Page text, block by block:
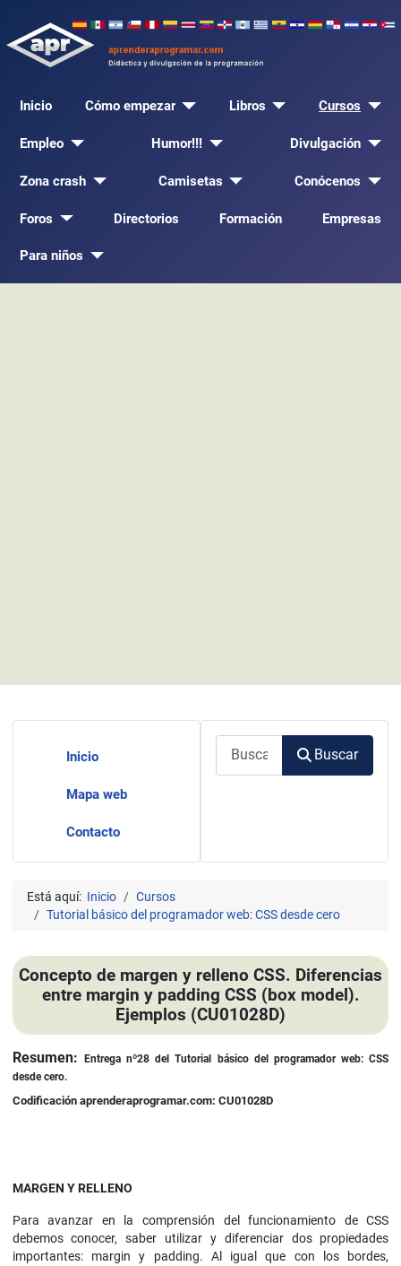
Inicio Cómo empezar Libros Cursos
Empleo Humor!!! Divulgación
Zona crash Camisetas Conócenos
Foros Directorios Formación Empresas
Para niños
Inicio
Mapa web
Contacto
Buscar
Está aquí: Inicio
Cursos
Tutorial básico del programador web: CSS desde cero
Concepto de margen y relleno CSS. Diferencias
entre margin y padding CSS (box model).
Ejemplos (CU01028D)
Detalles
Resumen: Entrega nº28 delTutorial básico del programador web: CSS
desde cero.
Codificación aprenderaprogramar.com: CU01028D
MARGEN Y RELLENO
Para avanzar en la comprensión del funcionamiento de CSS
debemos conocer, saber utilizar y diferenciar dos propiedades
importantes: margin y padding. Al igual que con los bordes,